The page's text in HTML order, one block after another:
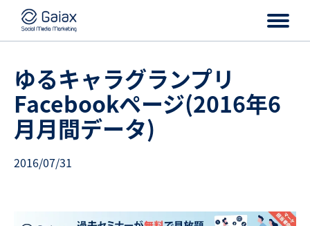
ゆるキャラグランプリ
Facebookページ(2016年6
月月間データ)
2016/07/31